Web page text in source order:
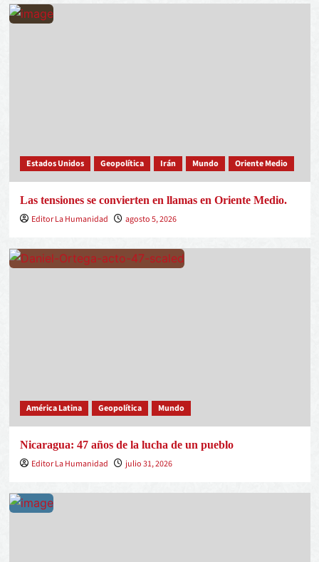
Estados Unidos Geopolítica Irán Mundo Oriente Medio
Las tensiones se convierten en llamas en Oriente Medio.
Editor La Humanidad
agosto 5, 2026
América Latina Geopolítica Mundo
Nicaragua: 47 años de la lucha de un pueblo
Editor La Humanidad
julio 31, 2026